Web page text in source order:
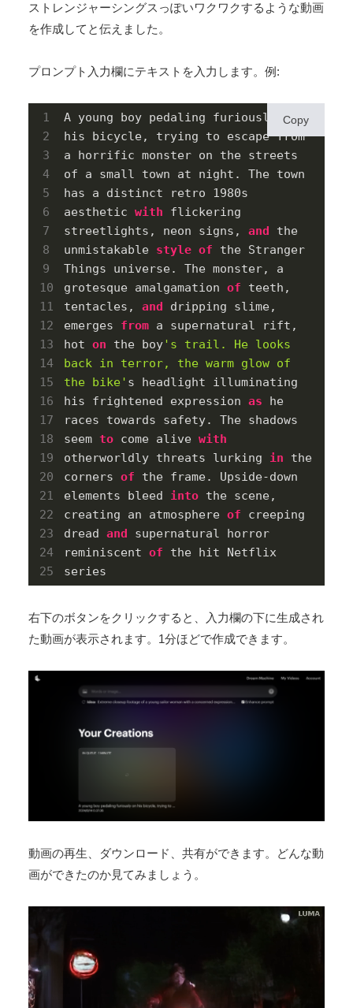
ストレンジャーシングスっぽいワクワクするような動画
を作成してと伝えました。
プロンプト入力欄にテキストを入力します。例:
A young boy pedaling furiously on
his bicycle, trying to escape from
a horrific monster on the streets
of a small town at night. The town
has a distinct retro 1980s
aesthetic with flickering
streetlights, neon signs, and the
unmistakable style of the Stranger
Things universe. The monster, a
grotesque amalgamation of teeth,
tentacles, and dripping slime,
emerges from a supernatural rift,
hot on the boy's trail. He looks
back in terror, the warm glow of
the bike' s headlight illuminating
his frightened expression as he
races towards safety. The shadows
seem to come alive with
otherworldly threats lurking in the
corners of the frame. Upside-down
elements bleed into the scene,
creating an atmosphere of creeping
dread and supernatural horror
reminiscent of the hit Netflix
series
Copy
右下のボタンをクリックすると、入力欄の下に生成され
た動画が表示されます。1分ほどで作成できます。
動画の再生、ダウンロード、共有ができます。どんな動
画ができたのか見てみましょう。